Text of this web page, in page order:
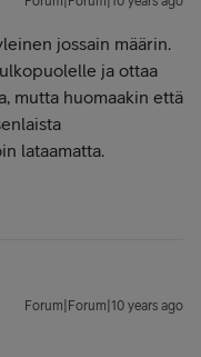
jossain määrin.
ja ottaa
mutta huomaakin että
lataamatta.
Forum|Forum|10 years ago